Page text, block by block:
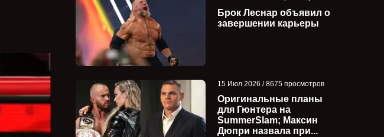
Брок Леснар объявил о
завершении карьеры
15 Июл 2026 / 8675 просмотров
Оригинальные планы
для Гюнтера на
SummerSlam; Максин
Дюпри назвала при...